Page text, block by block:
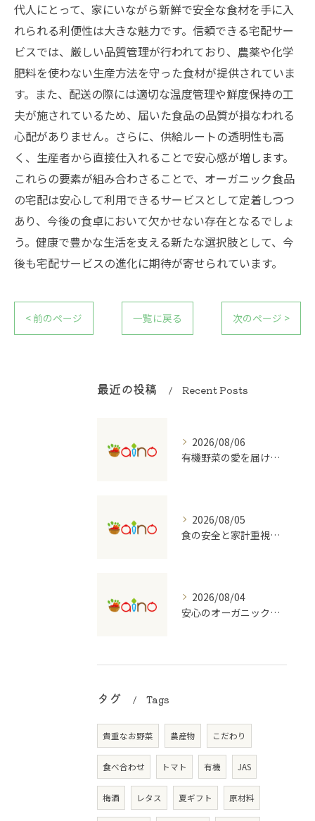
代人にとって、家にいながら新鮮で安全な食材を手に入
れられる利便性は大きな魅力です。信頼できる宅配サー
ビスでは、厳しい品質管理が行われており、農薬や化学
肥料を使わない生産方法を守った食材が提供されていま
す。また、配送の際には適切な温度管理や鮮度保持の工
夫が施されているため、届いた食品の品質が損なわれる
心配がありません。さらに、供給ルートの透明性も高
く、生産者から直接仕入れることで安心感が増します。
これらの要素が組み合わさることで、オーガニック食品
の宅配は安心して利用できるサービスとして定着しつつ
あり、今後の食卓において欠かせない存在となるでしょ
う。健康で豊かな生活を支える新たな選択肢として、今
後も宅配サービスの進化に期待が寄せられています。
< 前のページ 一覧に戻る 次のページ >
最近の投稿 Recent Posts
2026/08/06
有機野菜の愛を届ける宅配の魅力
2026/08/05
食の安全と家計重視の有機野菜宅配を大阪府で始めるコツ
2026/08/04
安心のオーガニック食品を支える宅配のしくみ
タグ Tags
貴重なお野菜 農産物 こだわり
食べ合わせ トマト 有機 JAS
梅酒 レタス 夏ギフト 原材料